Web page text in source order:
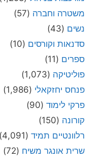
משטרה וחברה (57)
נשים (43)
סדנאות וקורסים (10)
ספרים (11)
פוליטיקה (1,073)
פנחס יחזקאלי (1,986)
פרקי לימוד (90)
קורונה (150)
רלוונטיים תמיד (4,091)
שרית אונגר משיח (72)